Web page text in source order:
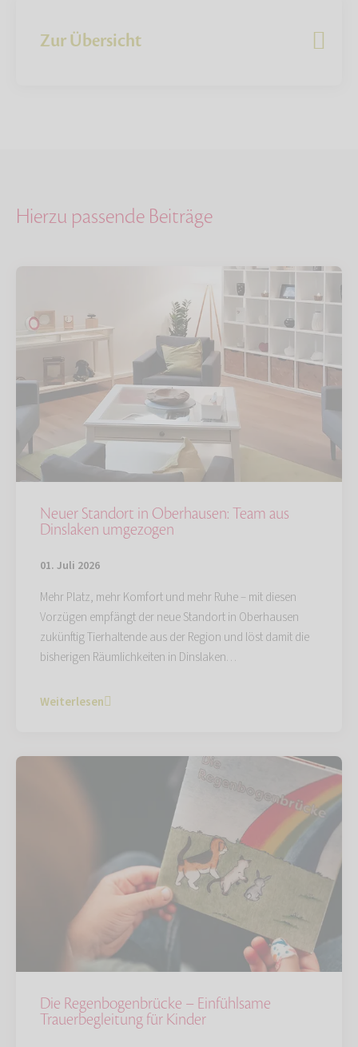
Zur Übersicht
Hierzu passende Beiträge
Neuer Standort in Oberhausen: Team aus
Dinslaken umgezogen
01. Juli 2026
Mehr Platz, mehr Komfort und mehr Ruhe – mit diesen
Vorzügen empfängt der neue Standort in Oberhausen
zukünftig Tierhaltende aus der Region und löst damit die
bisherigen Räumlichkeiten in Dinslaken…
Weiterlesen
Die Regenbogenbrücke – Einfühlsame
Trauerbegleitung für Kinder